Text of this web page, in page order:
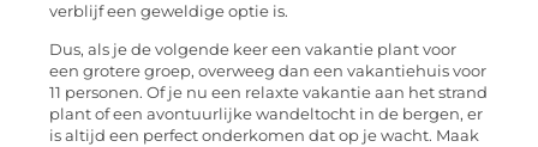
verblijf een geweldige optie is.
Dus, als je de volgende keer een vakantie plant voor
een grotere groep, overweeg dan een vakantiehuis voor
11 personen. Of je nu een relaxte vakantie aan het strand
plant of een avontuurlijke wandeltocht in de bergen, er
is altijd een perfect onderkomen dat op je wacht. Maak